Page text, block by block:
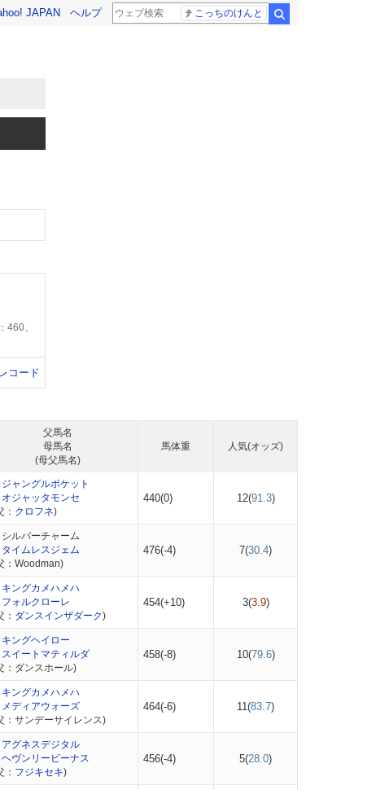
JAPAN ヘルプ こっちのけんと
460、
コード
父馬名
母馬名
(母父馬名)
馬体重 人気(オッズ)
ジャングルポケット
オジャッタモンセ
： クロフネ)
440(0) 12(91.3)
ルバーチャーム
タイムレスジェム
：Woodman)
476(-4) 7(30.4)
キングカメハメハ
フォルクローレ
： ダンスインザダーク)
454(+10) 3(3.9)
キングヘイロー
スイートマティルダ
：ダンスホール)
458(-8) 10(79.6)
キングカメハメハ
メディアウォーズ
：サンデーサイレンス)
464(-6) 11(83.7)
アグネスデジタル
ヘヴンリービーナス
： フジキセキ)
456(-4) 5(28.0)